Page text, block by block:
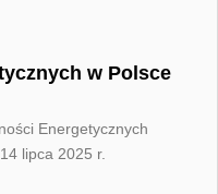
w Polsce
Energetycznych
lipca 2025 r.